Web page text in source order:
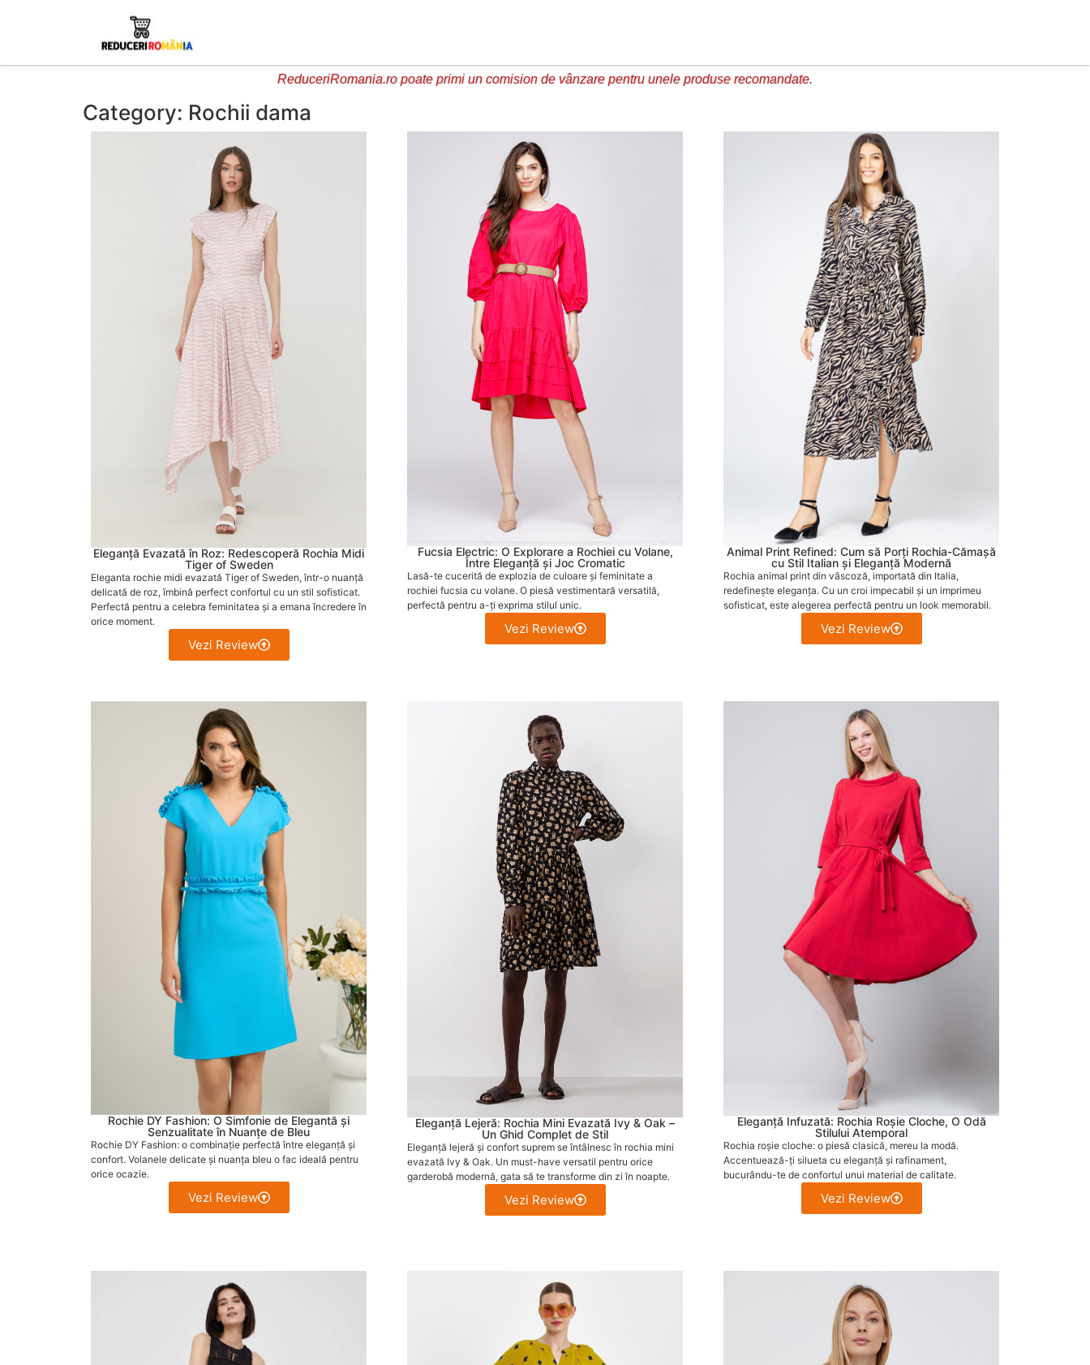
ReduceriRomania.ro poate primi un comision de vânzare pentru unele produse recomandate.
Category: Rochii dama
Eleganță Evazată în Roz: Redescoperă Rochia Midi
Tiger of Sweden
Eleganta rochie midi evazată Tiger of Sweden, într-o nuanță
delicată de roz, îmbină perfect confortul cu un stil sofisticat.
Perfectă pentru a celebra feminitatea și a emana încredere în
orice moment.
Vezi Review
Fucsia Electric: O Explorare a Rochiei cu Volane,
Între Eleganță și Joc Cromatic
Lasă-te cucerită de explozia de culoare și feminitate a
rochiei fucsia cu volane. O piesă vestimentară versatilă,
perfectă pentru a-ți exprima stilul unic.
Vezi Review
Animal Print Refined: Cum să Porți Rochia-Cămașă
cu Stil Italian și Eleganță Modernă
Rochia animal print din vâscoză, importată din Italia,
redefinește eleganța. Cu un croi impecabil și un imprimeu
sofisticat, este alegerea perfectă pentru un look memorabil.
Vezi Review
Rochie DY Fashion: O Simfonie de Elegantă și
Senzualitate în Nuanțe de Bleu
Rochie DY Fashion: o combinație perfectă între eleganță și
confort. Volanele delicate și nuanța bleu o fac ideală pentru
orice ocazie.
Vezi Review
Eleganță Lejeră: Rochia Mini Evazată Ivy & Oak –
Un Ghid Complet de Stil
Eleganță lejeră și confort suprem se întâlnesc în rochia mini
evazată Ivy & Oak. Un must-have versatil pentru orice
garderobă modernă, gata să te transforme din zi în noapte.
Vezi Review
Eleganță Infuzată: Rochia Roșie Cloche, O Odă
Stilului Atemporal
Rochia roșie cloche: o piesă clasică, mereu la modă.
Accentuează-ți silueta cu eleganță și rafinament,
bucurându-te de confortul unui material de calitate.
Vezi Review